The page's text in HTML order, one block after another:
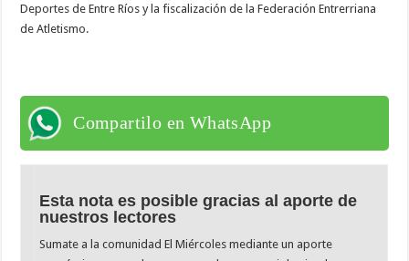
Deportes de Entre Ríos y la fiscalización de la Federación Entrerriana
de Atletismo.
Compartilo en WhatsApp
Esta nota es posible gracias al aporte de
nuestros lectores
Sumate a la comunidad El Miércoles mediante un aporte